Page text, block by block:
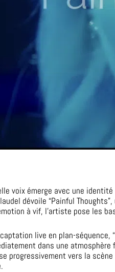
voix émerge avec une
dévoile “Painful
à vif, l’artiste pose les
live en plan-
dans une
progressivement vers la